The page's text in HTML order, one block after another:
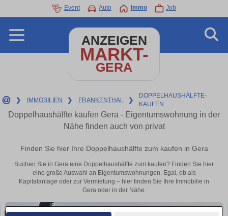
Event Auto Immo Job
ANZEIGEN
MARKT-
GERA
❯ IMMOBILIEN ❯ FRANKENTHAL ❯
DOPPELHAUSHÄLFTE-
KAUFEN
Doppelhaushälfte kaufen Gera - Eigentumswohnung in der
Nähe finden auch von privat
Finden Sie hier Ihre Doppelhaushälfte zum kaufen in Gera
Suchen Sie in Gera eine Doppelhaushälfte zum kaufen? Finden Sie hier
eine große Auswahl an Eigentumswohnungen. Egal, ob als
Kapitalanlage oder zur Vermietung – hier finden Sie Ihre Immobilie in
Gera oder in der Nähe.